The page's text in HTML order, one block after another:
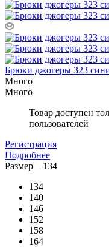
Брюки джогеры 323
Много
Много
Товар доступен
пользователей
Регистрация
Подробнее
Размер—134
134
140
146
152
158
164